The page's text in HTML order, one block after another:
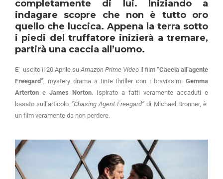
completamente di lui. Iniziando a
indagare scopre che non è tutto oro
quello che luccica. Appena la terra sotto
i piedi del truffatore inizierà a tremare,
partirà una caccia all’uomo.
E’ uscito il 20 Aprile suAmazon Prime Video il film “Caccia all’agente
Freegard”, mystery drama a tinte thriller con i bravissimi Gemma
Arterton e James Norton. Ispirato a fatti veramente accaduti e
basato sull’articolo “Chasing Agent Freegard” di Michael Bronner, è
un film veramente da non perdere.